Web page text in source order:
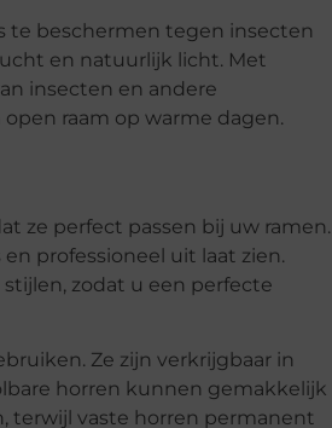
te beschermen tegen insecten
en natuurlijk licht. Met
insecten en andere
raam op warme dagen.
ze perfect passen bij uw ramen.
professioneel uit laat zien.
zodat u een perfecte
Ze zijn verkrijgbaar in
horren kunnen gemakkelijk
terwijl vaste horren permanent